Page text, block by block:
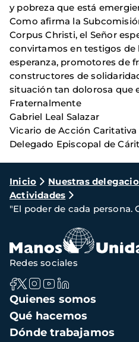
y pobreza que está
Como afirma la
Corpus Christi, el Señor
convirtamos en testigos de
esperanza, promotores de
constructores de
situación tan dolorosa que
Fraternalmente
Gabriel Leal Salazar
Vicario de Acción Caritativa
Delegado Episcopal de
Ruta
de
navegación
Inicio Nuestras
Actividades
"El poder de cada persona.
Navegación
principal
Quienes somos
Qué hacemos
Dónde trabajamos
Redes sociales